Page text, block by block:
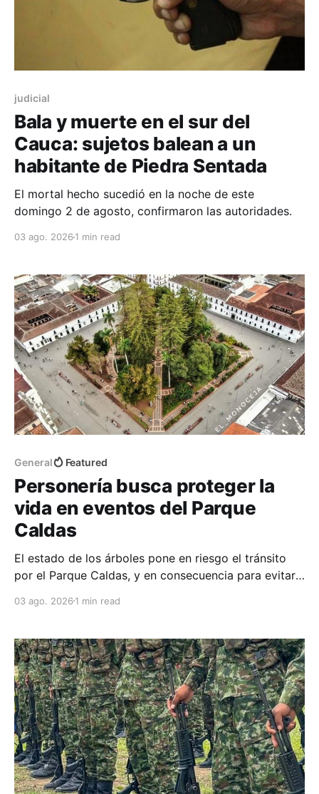
judicial
Bala y muerte en el sur del
Cauca: sujetos balean a un
habitante de Piedra Sentada
El mortal hecho sucedió en la noche de este
domingo 2 de agosto, confirmaron las autoridades.
03 ago. 2026 1 min read
General Featured
Personería busca proteger la
vida en eventos del Parque
Caldas
El estado de los árboles pone en riesgo el tránsito
por el Parque Caldas, y en consecuencia para evitar
que se otorgan en el mismo.
03 ago. 2026 1 min read